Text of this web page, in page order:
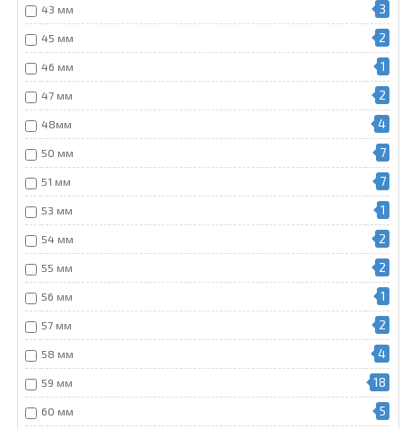
43 мм 3
45 мм 2
46 мм 1
47 мм 2
48мм 4
50 мм 7
51 мм 7
53 мм 1
54 мм 2
55 мм 2
56 мм 1
57 мм 2
58 мм 4
59 мм 18
60 мм 5